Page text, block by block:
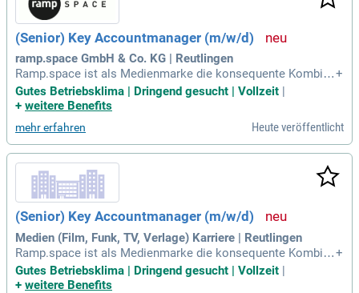
(Senior) Key Accountmanager (m/w/d)
ramp.space GmbH & Co. KG | Reutlingen
Ramp.space ist als Medienmarke die konsequente Kombina
tion aus einem modernen Media House und einem interdisz
iplinären Think-and-do-Tank mit integriertem Studio für cont
+
Gutes Betriebsklima | Dringend gesucht | Vollzeit
+ weitere Benefits
mehr erfahren Heute veröffentlicht
(Senior) Key Accountmanager (m/w/d)
Medien (Film, Funk, TV, Verlage) Karriere | Reutlingen
Ramp.space ist als Medienmarke die konsequente Kombina
tion aus einem modernen Media House und einem interdisz
iplinären Think-and-do-Tank mit integriertem Studio für cont
+
Gutes Betriebsklima | Dringend gesucht | Vollzeit |
+ weitere Benefits